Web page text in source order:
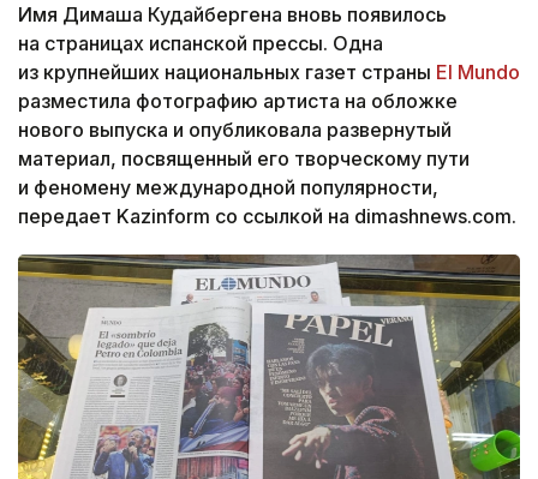
Имя Димаша Кудайбергена вновь появилось
на страницах испанской прессы. Одна
из крупнейших национальных газет страны El Mundo
разместила фотографию артиста на обложке
нового выпуска и опубликовала развернутый
материал, посвященный его творческому пути
и феномену международной популярности,
передает Kazinform со ссылкой на dimashnews.com.